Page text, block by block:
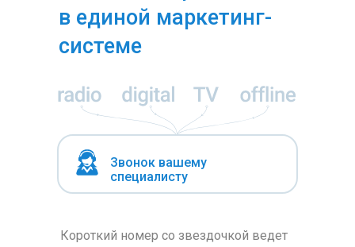
в единой маркетинг-
системе
Звонок вашему
специалисту
Короткий номер со звездочкой ведет